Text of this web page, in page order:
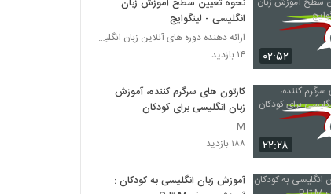
۰۲:۵۲
نحوه تعیین سطح آموزش زبان
انگلیسی - لینگوایج
ارائه دهنده دوره های آنلاین زبان انگلیسی
۱۴ بازدید
۲۲:۲۸
کارتون های سرگرم کننده، آموزش
زبان انگلیسی برای کودکان
M
۱۸۸ بازدید
آموزش زبان انگلیسی به کودکان :